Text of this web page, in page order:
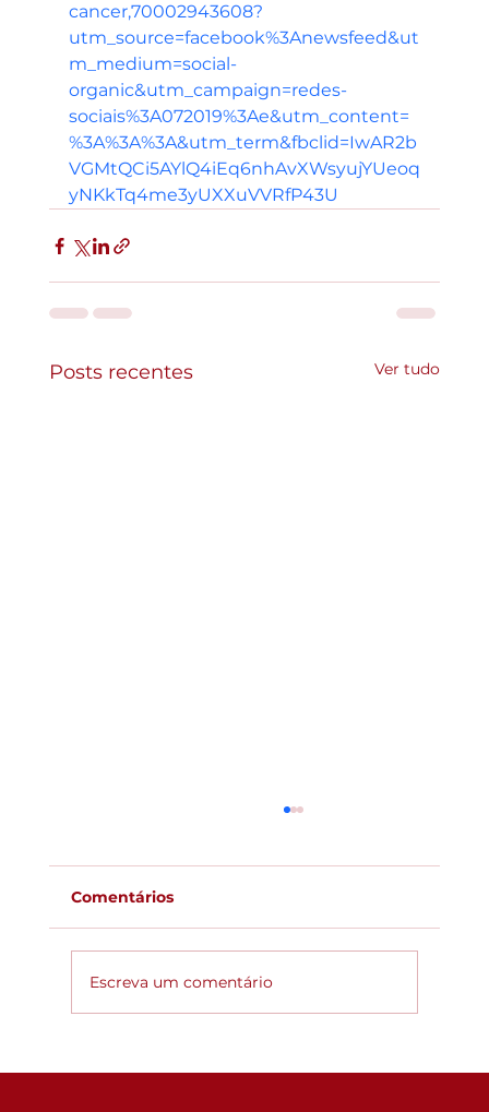
cancer,70002943608?
utm_source=facebook%3Anewsfeed&ut
m_medium=social-
organic&utm_campaign=redes-
sociais%3A072019%3Ae&utm_content=
%3A%3A%3A&utm_term&fbclid=IwAR2b
VGMtQCi5AYlQ4iEq6nhAvXWsyujYUeoq
yNKkTq4me3yUXXuVVRfP43U
Posts recentes Ver tudo
Comentários
Escreva um comentário